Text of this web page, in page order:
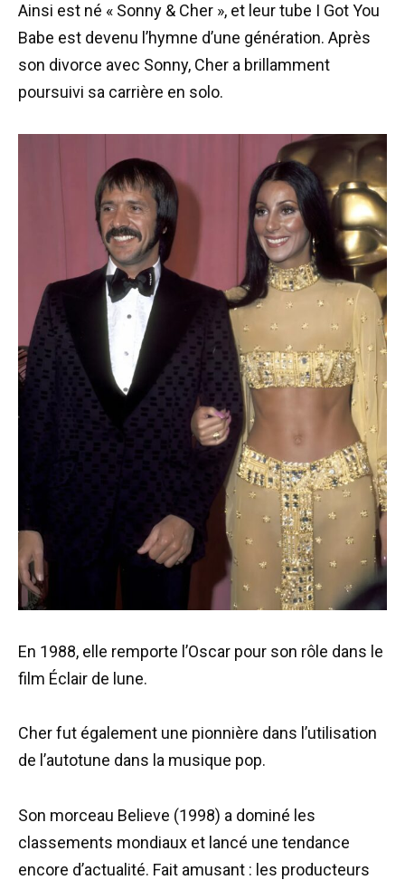
Ainsi est né « Sonny & Cher », et leur tube I Got You
Babe est devenu l’hymne d’une génération. Après
son divorce avec Sonny, Cher a brillamment
poursuivi sa carrière en solo.
En 1988, elle remporte l’Oscar pour son rôle dans le
film Éclair de lune.
Cher fut également une pionnière dans l’utilisation
de l’autotune dans la musique pop.
Son morceau Believe (1998) a dominé les
classements mondiaux et lancé une tendance
encore d’actualité. Fait amusant : les producteurs